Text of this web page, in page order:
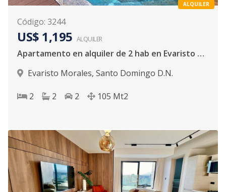
ALQUILER
Código: 3244
US$ 1,195 ALQUILER
Apartamento en alquiler de 2 hab en Evaristo Morales
Evaristo Morales, Santo Domingo D.N.
2 2 2 105 Mt2